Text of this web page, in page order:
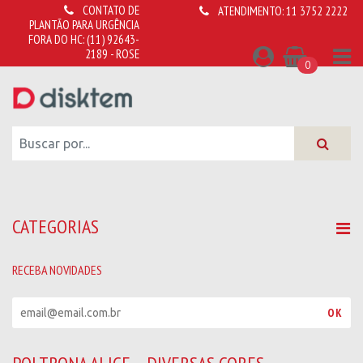
CONTATO DE
PLANTÃO PARA URGÊNCIA
FORA DO HC:(11) 92643-
2189 - ROSE
ATENDIMENTO:11 3752 2222
0
CATEGORIAS
RECEBA NOVIDADES
OK